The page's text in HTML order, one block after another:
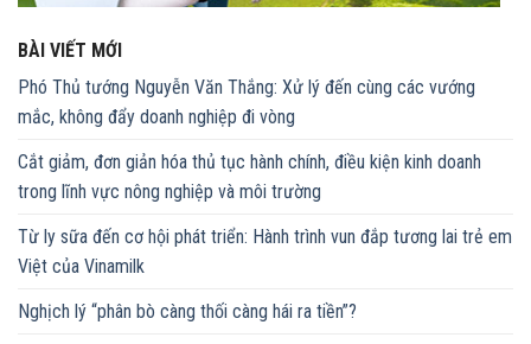
BÀI VIẾT MỚI
Phó Thủ tướng Nguyễn Văn Thắng: Xử lý đến cùng các vướng
mắc, không đẩy doanh nghiệp đi vòng
Cắt giảm, đơn giản hóa thủ tục hành chính, điều kiện kinh doanh
trong lĩnh vực nông nghiệp và môi trường
Từ ly sữa đến cơ hội phát triển: Hành trình vun đắp tương lai trẻ em
Việt của Vinamilk
Nghịch lý “phân bò càng thối càng hái ra tiền”?